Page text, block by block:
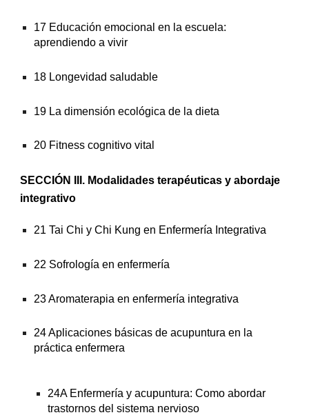
17 Educación emocional en la escuela:
aprendiendo a vivir
18 Longevidad saludable
19 La dimensión ecológica de la dieta
20 Fitness cognitivo vital
SECCIÓN III. Modalidades terapéuticas y abordaje
integrativo
21 Tai Chi y Chi Kung en Enfermería Integrativa
22 Sofrología en enfermería
23 Aromaterapia en enfermería integrativa
24 Aplicaciones básicas de acupuntura en la
práctica enfermera
24A Enfermería y acupuntura: Como abordar
trastornos del sistema nervioso